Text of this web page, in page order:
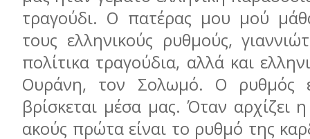
τραγούδι. Ο πατέρας μου μού
τους ελληνικούς ρυθμούς,
πολίτικα τραγούδια, αλλά και
Ουράνη, τον Σολωμό. Ο ρυθμός
βρίσκεται μέσα μας. Όταν αρχίζει
ακούς πρώτα είναι το ρυθμό της